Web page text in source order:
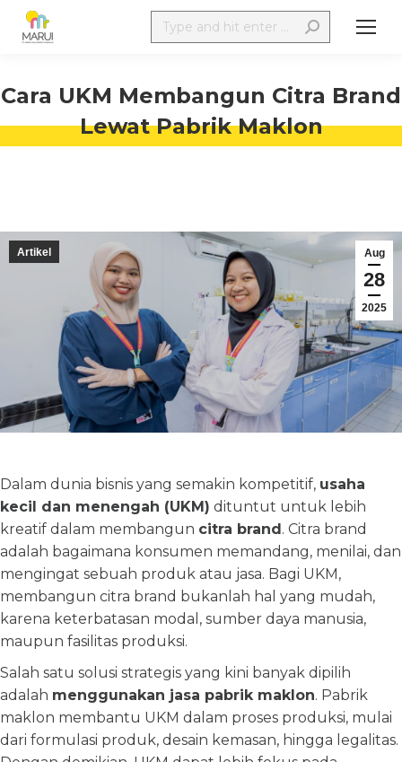
Cara UKM Membangun Citra Brand
Lewat Pabrik Maklon
Aug
28
2025
Artikel
Dalam dunia bisnis yang semakin kompetitif, usaha
kecil dan menengah (UKM) dituntut untuk lebih
kreatif dalam membangun citra brand. Citra brand
adalah bagaimana konsumen memandang, menilai, dan
mengingat sebuah produk atau jasa. Bagi UKM,
membangun citra brand bukanlah hal yang mudah,
karena keterbatasan modal, sumber daya manusia,
maupun fasilitas produksi.
Salah satu solusi strategis yang kini banyak dipilih
adalah menggunakan jasa pabrik maklon. Pabrik
maklon membantu UKM dalam proses produksi, mulai
dari formulasi produk, desain kemasan, hingga legalitas.